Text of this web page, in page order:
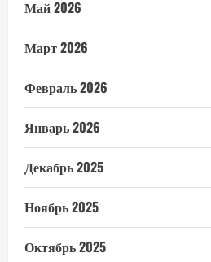
Май 2026
Март 2026
Февраль 2026
Январь 2026
Декабрь 2025
Ноябрь 2025
Октябрь 2025